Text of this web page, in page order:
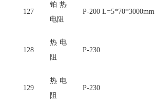
127
铂热
电阻
P-200 L=5*70*3000mm
128
热电
阻
P-230
129
热电
阻
P-230